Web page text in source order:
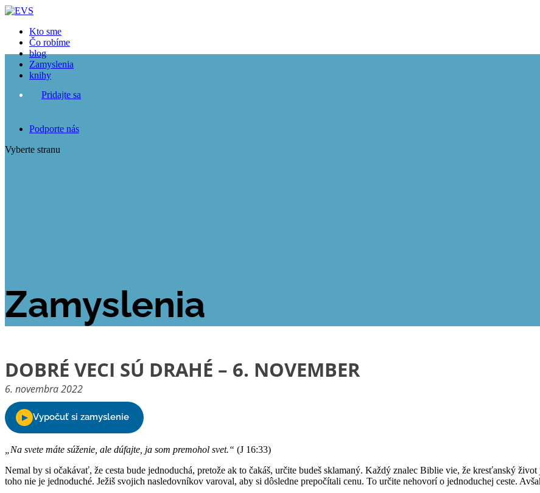
Kto sme
Čo robíme
blog
Zamyslenia
knihy
Pridajte sa
Podporte nás
Vyberte stranu
Zamyslenia
DOBRÉ VECI SÚ DRAHÉ – 6. NOVEMBER
6. novembra 2022
„Na svete máte súženie, ale dúfajte, ja som premohol svet.“ (J 16:33)
Nemal by si očakávať, že cesta bude jednoduchá, pretože ak to čakáš, určite budeš sklamaný. Každý znalec Biblie vie, že kresťanský
toho nie je jednoduché. Ježiš svojich nasledovníkov varoval, aby si dôsledne prepočítali cenu. To určite nehovorí o jednoduchej ceste.